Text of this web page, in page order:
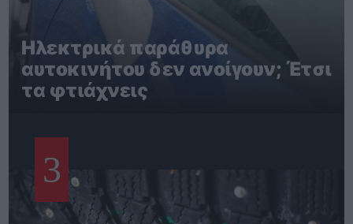
Ηλεκτρικά παράθυρα
αυτοκινήτου δεν ανοίγουν; Έτσι
τα φτιάχνεις
3